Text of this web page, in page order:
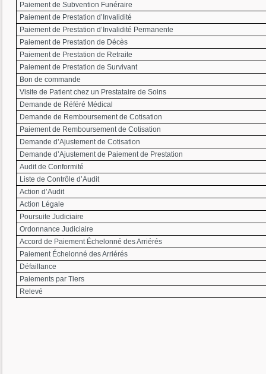
Paiement de Subvention Funéraire
Paiement de Prestation d’Invalidité
Paiement de Prestation d’Invalidité Permanente
Paiement de Prestation de Décès
Paiement de Prestation de Retraite
Paiement de Prestation de Survivant
Bon de commande
Visite de Patient chez un Prestataire de Soins
Demande de Référé Médical
Demande de Remboursement de Cotisation
Paiement de Remboursement de Cotisation
Demande d’Ajustement de Cotisation
Demande d’Ajustement de Paiement de Prestation
Audit de Conformité
Liste de Contrôle d’Audit
Action d’Audit
Action Légale
Poursuite Judiciaire
Ordonnance Judiciaire
Accord de Paiement Échelonné des Arriérés
Paiement Échelonné des Arriérés
Défaillance
Paiements par Tiers
Relevé